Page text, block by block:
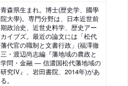
青森県生まれ。博士(歴史学、國學
院大學)。専門分野は、日本近世前
期政治史、近世史料学、歴史アー
カイブズ。最近の論文には「松代
藩代官の職制と文書行政」(福澤徹
三・渡辺尚志編『藩地域の農政と
学問・金融 — 信濃国松代藩地域の
研究IV』、岩田書院、2014年)があ
る。